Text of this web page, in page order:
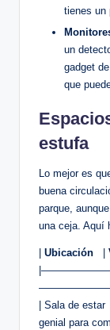
tienes un
un
gadget
que
estufa
Lo mejor ‌es
buena
parque,
una ‍ceja. Aquí‍
Ubicación
| Sala de
genial para